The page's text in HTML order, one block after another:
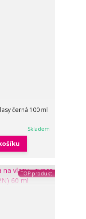
černá 100 ml
Skladem
TOP produkt